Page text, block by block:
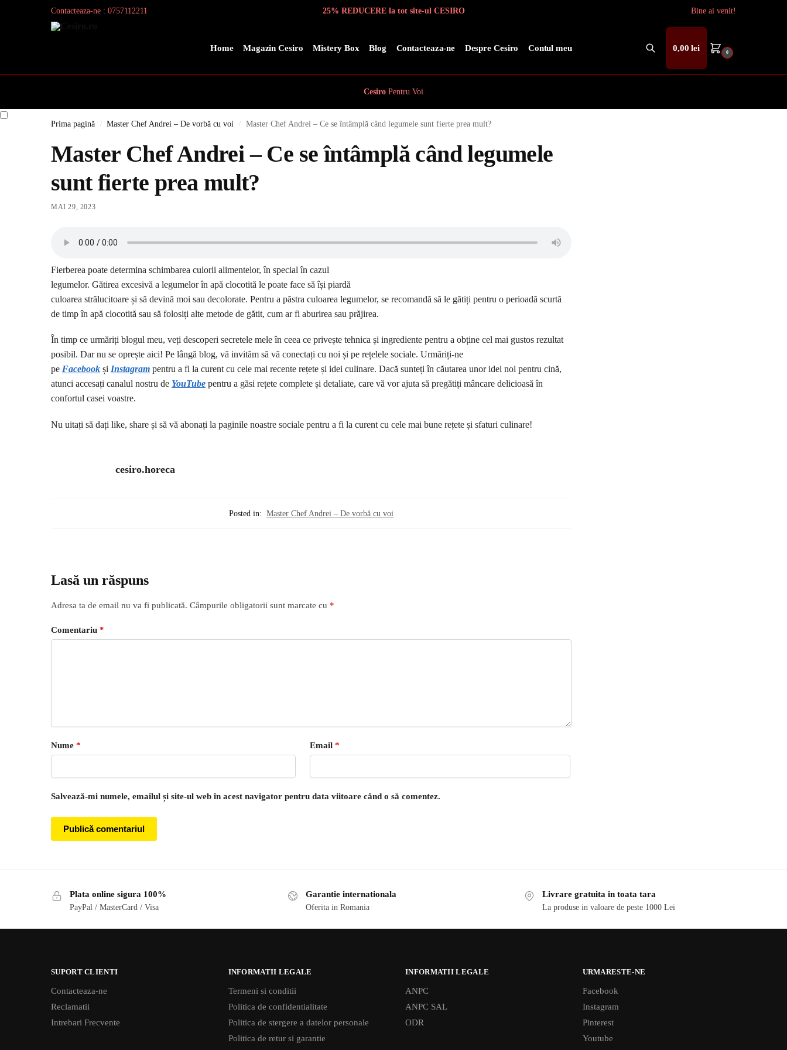
Contacteaza-ne : 0757112211 25% REDUCERE la tot site-ul CESIRO Bine ai venit!
Home Magazin Cesiro Mistery Box Blog Contacteaza-ne Despre Cesiro Contul meu
Search
0,00lei 0
Cesiro Pentru Voi
Prima pagină / Master Chef Andrei – De vorbă cu voi / Master Chef Andrei – Ce se întâmplă când legumele sunt fierte prea mult?
Master Chef Andrei – Ce se întâmplă când legumele
sunt fierte prea mult?
MAI 29, 2023
Fierberea poate determina schimbarea culorii alimentelor, în special în cazul
legumelor. Gătirea excesivă a legumelor în apă clocotită le poate face să își piardă
culoarea strălucitoare și să devină moi sau decolorate. Pentru a păstra culoarea legumelor, se recomandă să le gătiți pentru o perioadă scurtă
de timp în apă clocotită sau să folosiți alte metode de gătit, cum ar fi aburirea sau prăjirea.
În timp ce urmăriți blogul meu, veți descoperi secretele mele în ceea ce privește tehnica și ingrediente pentru a obține cel mai gustos rezultat
posibil. Dar nu se oprește aici! Pe lângă blog, vă invităm să vă conectați cu noi și pe rețelele sociale. Urmăriți-ne
pe Facebook și Instagram pentru a fi la curent cu cele mai recente rețete și idei culinare. Dacă sunteți în căutarea unor idei noi pentru cină,
atunci accesați canalul nostru de YouTube pentru a găsi rețete complete și detaliate, care vă vor ajuta să pregătiți mâncare delicioasă în
confortul casei voastre.
Nu uitați să dați like, share și să vă abonați la paginile noastre sociale pentru a fi la curent cu cele mai bune rețete și sfaturi culinare!
cesiro.horeca
Posted in: Master Chef Andrei – De vorbă cu voi
Lasă un răspuns
Adresa ta de email nu va fi publicată. Câmpurile obligatorii sunt marcate cu *
Comentariu *
Nume * Email *
Salvează-mi numele, emailul și site-ul web în acest navigator pentru data viitoare când o să comentez.
Plata online sigura 100%
PayPal / MasterCard / Visa
Garantie internationala
Oferita in Romania
Livrare gratuita in toata tara
La produse in valoare de peste 1000 Lei
SUPORT CLIENTI
Contacteaza-ne
Reclamatii
Intrebari Frecvente
INFORMATII LEGALE
Termeni si conditii
Politica de confidentialitate
Politica de stergere a datelor personale
Politica de retur si garantie
INFORMATII LEGALE
ANPC
ANPC SAL
ODR
URMARESTE-NE
Facebook
Instagram
Pinterest
Youtube